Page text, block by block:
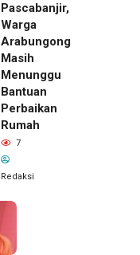
Pascabanjir,
Warga
Arabungong
Masih
Menunggu
Bantuan
Perbaikan
Rumah
7
Redaksi